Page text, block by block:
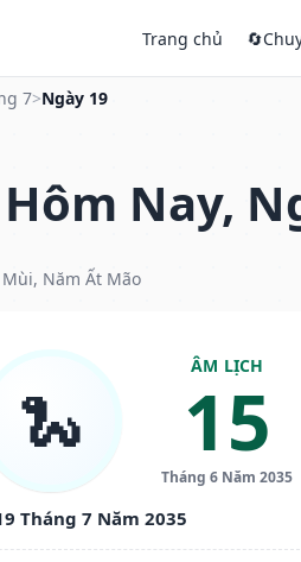
Trang chủ 🔄
7>Ngày 19
Nay,
Năm Ất Mão
🐍
ÂM LỊCH
15
Tháng 6 Năm 2035
Tháng 7 Năm 2035